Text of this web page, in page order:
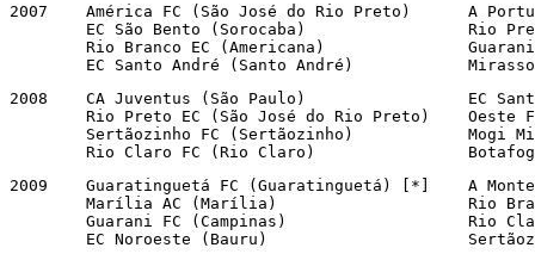
2007    América FC (São José do Rio Preto)      A
EC São Bento (Sorocaba)                 Rio
Rio Branco EC (Americana)
EC Santo André (Santo André)
2008    CA Juventus (São Paulo)                 EC
Rio Preto EC (São José do Rio Preto)    Oeste
Sertãozinho FC (Sertãozinho)            Mogi
Rio Claro FC (Rio Claro)
2009    Guaratinguetá FC (Guaratinguetá) [*]    A
Marília AC (Marília)                    Rio
Guarani FC (Campinas)                   Rio
EC Noroeste (Bauru)